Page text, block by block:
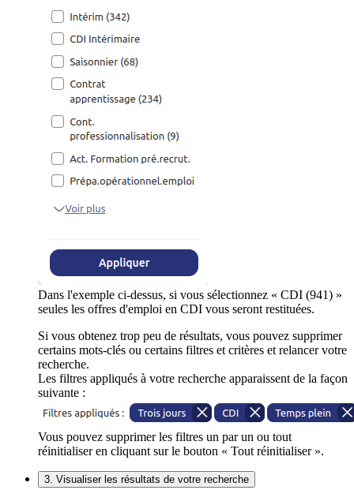
Dans l'exemple ci-dessus, si vous sélectionnez « CDI (941) »
seules les offres d'emploi en CDI vous seront restituées.
Si vous obtenez trop peu de résultats, vous pouvez supprimer
certains mots-clés ou certains filtres et critères et relancer votre
recherche.
Les filtres appliqués à votre recherche apparaissent de la façon
suivante :
Vous pouvez supprimer les filtres un par un ou tout
réinitialiser en cliquant sur le bouton « Tout réinitialiser ».
3. Visualiser les résultats de votre recherche